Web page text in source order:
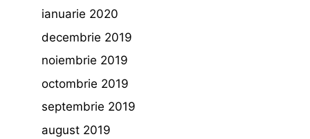
ianuarie 2020
decembrie 2019
noiembrie 2019
octombrie 2019
septembrie 2019
august 2019